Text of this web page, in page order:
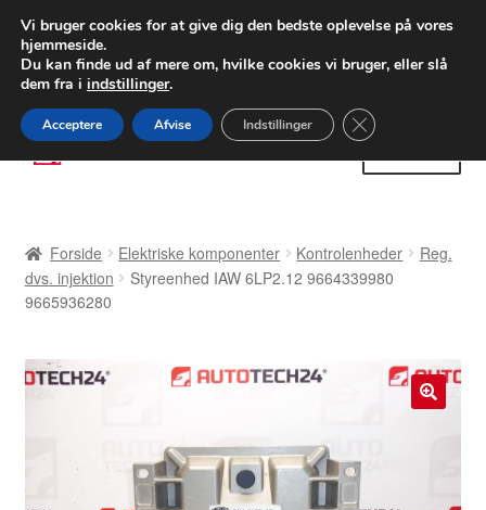
LEVERING fra 55 kr.
FEDEX verdensomspændende forsendelse
80 82 72 02
Spring
til
Spring
til
Betalinger
Klage
Forside Elektriske komponenter Kontrolenheder
Reg.
dvs. injektion
Styreenhed IAW 6LP2.12 9664339980
9665936280
Vi bruger cookies for at give dig den bedste oplevelse på vores
hjemmeside.
Du kan finde ud af mere om, hvilke cookies vi bruger, eller slå
dem fra i indstillinger.
Acceptere Afvise Indstillinger Close GDPR